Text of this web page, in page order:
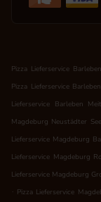
Pizza Lieferservice
Pizza Lieferservice
Lieferservice Barleben
Magdeburg Neustädter See
Lieferservice Magdeburg
Lieferservice Magdeburg
Lieferservice Magdeburg
. Pizza Lieferservice